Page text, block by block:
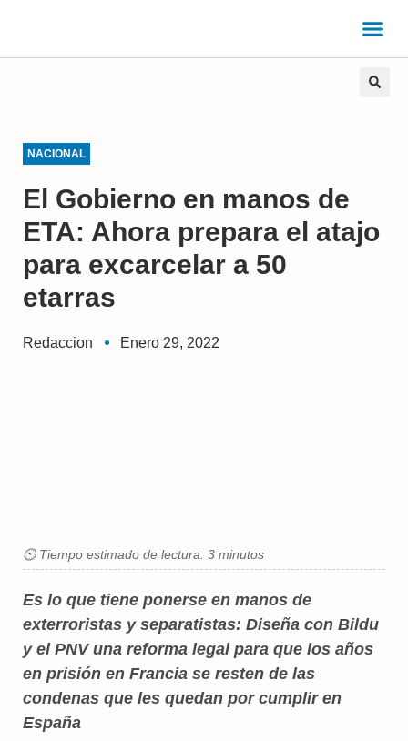
NACIONAL
El Gobierno en manos de
ETA: Ahora prepara el atajo
para excarcelar a 50
etarras
Redaccion Enero 29, 2022
⏲ Tiempo estimado de lectura: 3 minutos
Es lo que tiene ponerse en manos de
exterroristas y separatistas: Diseña con Bildu
y el PNV una reforma legal para que los años
en prisión en Francia se resten de las
condenas que les quedan por cumplir en
España